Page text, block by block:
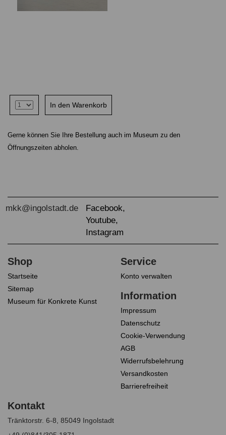
Gerne können Sie Ihre Bestellung auch im Museum zu den
Öffnungszeiten abholen.
Startseite
Sitemap
Museum für Konkrete Kunst
Konto verwalten
Impressum
Datenschutz
Cookie-Verwendung
AGB
Widerrufsbelehrung
Versandkosten
Barrierefreiheit
Tränktorstr. 6-8, 85049 Ingolstadt